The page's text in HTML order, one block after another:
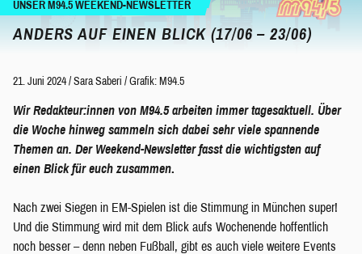
UNSER M94.5 WEEKEND-NEWSLETTER
ANDERS AUF EINEN BLICK (17/06 – 23/06)
21. Juni 2024/ Sara Saberi / Grafik: M94.5
Wir Redakteur:innen von M94.5 arbeiten immer tagesaktuell. Über
die Woche hinweg sammeln sich dabei sehr viele spannende
Themen an. Der Weekend-Newsletter fasst die wichtigsten auf
einen Blick für euch zusammen.
Nach zwei Siegen in EM-Spielen ist die Stimmung in München super!
Und die Stimmung wird mit dem Blick aufs Wochenende hoffentlich
noch besser – denn neben Fußball, gibt es auch viele weitere Events